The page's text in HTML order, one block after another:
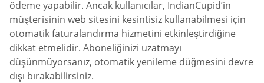
ödeme yapabilir. Ancak kullanıcılar, IndianCupid’in
müşterisinin web sitesini kesintisiz kullanabilmesi için
otomatik faturalandırma hizmetini etkinleştirdiğine
dikkat etmelidir. Aboneliğinizi uzatmayı
düşünmüyorsanız, otomatik yenileme düğmesini devre
dışı bırakabilirsiniz.